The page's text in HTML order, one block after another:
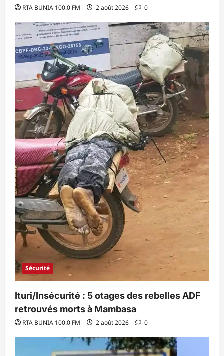
RTA BUNIA 100.0 FM 2 août 2026 0
Sécurité
Ituri/Insécurité : 5 otages des rebelles ADF
retrouvés morts à Mambasa
RTA BUNIA 100.0 FM 2 août 2026 0